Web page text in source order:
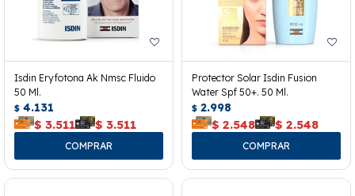
Isdin Eryfotona Ak Nmsc Fluido
50 Ml.
$ 4.131
$ 3.511 $ 3.511
Protector Solar Isdin Fusion
Water Spf 50+. 50 Ml.
$ 2.998
$ 2.548 $ 2.548